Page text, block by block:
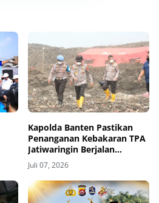
Kapolda Banten Pastikan
Penanganan Kebakaran TPA
Jatiwaringin Berjalan
Optimal
Juli 07, 2026